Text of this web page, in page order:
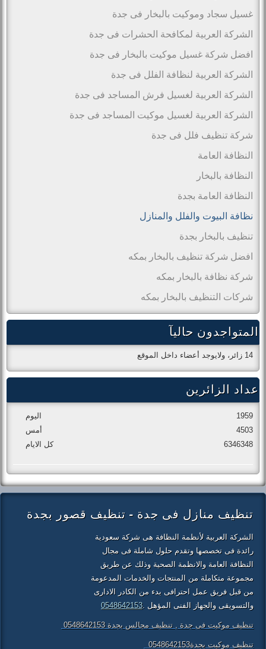
غسيل سجاد وموكيت بالبخار فى جدة
الشركة العربية لمكافحة الحشرات فى جدة
افضل شركة غسيل موكيت بالبخار فى جدة
الشركة العربية لنظافة الفلل فى جدة
الشركة العربية لغسيل فرش المساجد فى جدة
الشركة العربية لغسيل موكيت المساجد فى جدة
شركة تنظيف فلل فى جدة
النظافة العامة
النظافة بالبخار
النظافة العامة بجدة
نظافة البيوت والفلل والمنازل
تنظيف بالبخار بجدة
افضل شركة تنظيف بالبخار بمكه
شركة نظافة بالبخار بمكه
شركات التنظيف بالبخار بمكه
المتواجدون حاليآ
14 زائر، ولايوجد أعضاء داخل الموقع
عداد الزائرين
اليوم
أمس
كل الايام
1959
4503
6346348
تنظيف منازل فى جدة - تنظيف قصور بجدة
الشركة العربية لأنظمة النظافة هى شركة سعودية
رائدة فى تخصصها وتقدم حلول شاملة فى مجال
النظافة العامة والانظمة الصحية وذلك عن طريق
مجموعة متكاملة من المنتجات والخدمات المدعومة
من قبل فريق عمل احترافى بدء من الكادر الادارى
والتسويقى والجهاز الفنى المؤهل .0548642153
تنظيف موكيت فى جدة , تنظيف مجالس بجدة 0548642153
تنظيف موكيت بجدة0548642153